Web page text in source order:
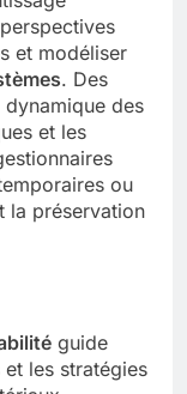
et modéliser
. Des
des
et les
ou
la préservation
guide
les stratégies